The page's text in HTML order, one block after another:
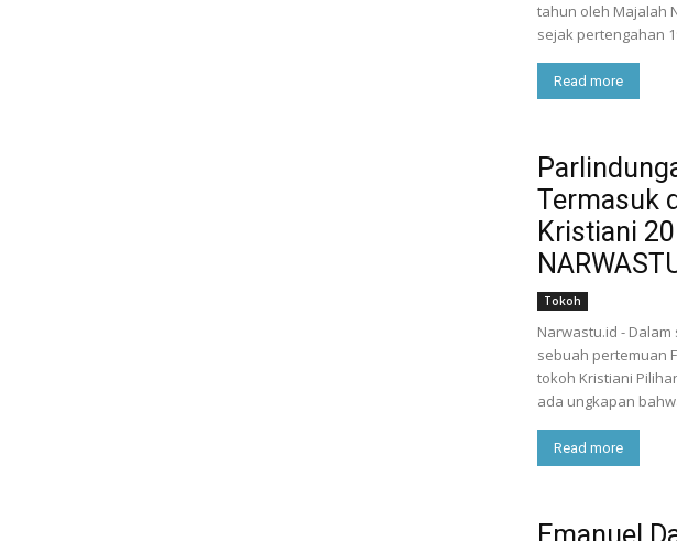
tahun oleh Majalah
sejak pertengahan
Read more
Termasuk
Kristiani
Tokoh
Narwastu.id -
sebuah pertemuan
tokoh Kristiani
ada ungkapan
Read more